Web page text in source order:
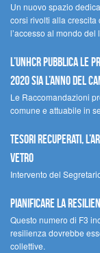
Un nuovo spazio
corsi rivolti alla
l’accesso al mondo del
L’UNHCR pubblica
2020 sia l’anno del
Le Raccomandazioni
comune e attuabile in
Tesori recuperati,
Vetro
Intervento del
Pianificare la
Questo numero di F3
resilienza dovrebbe
collettive.